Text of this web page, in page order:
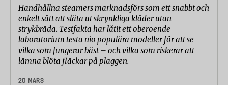
Handhållna steamers marknadsförs som ett snabbt och
enkelt sätt att släta ut skrynkliga kläder utan
strykbräda. Testfakta har låtit ett oberoende
laboratorium testa nio populära modeller för att se
vilka som fungerar bäst – och vilka som riskerar att
lämna blöta fläckar på plaggen.
20 MARS